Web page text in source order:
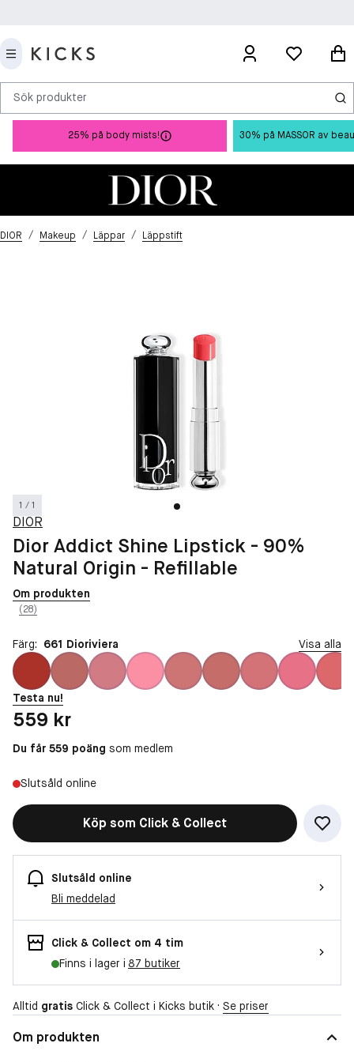
Sök produkter
25% på body mists! 30% på MASSOR av
DIOR / Makeup / Läppar / Läppstift
1 / 1
DIOR
Dior Addict Shine Lipstick - 90%
Natural Origin - Refillable
Om produkten
(28)
Färg: 661 Dioriviera Visa alla
Testa nu!
Pris: 559 kr
559 kr
Du får 559 poäng som medlem
Slutsåld online
Köp som Click & Collect
Slutsåld online
Bli meddelad
Click & Collect om 4 tim
Finns i lager i 87 butiker
Alltid gratis Click & Collect i Kicks butik · Se priser
Om produkten